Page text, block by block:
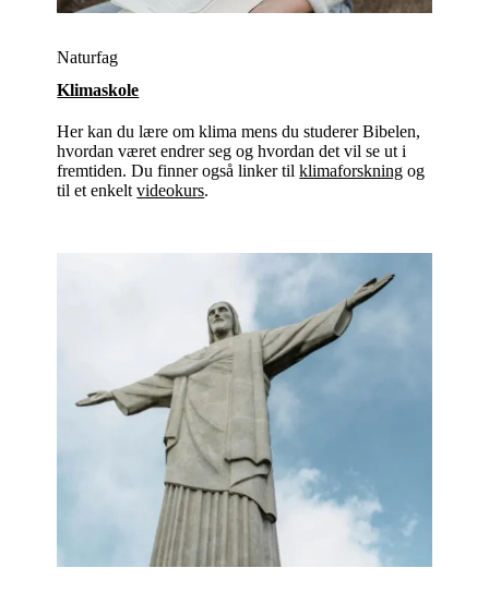
Naturfag
Klimaskole
Her kan du lære om klima mens du studerer Bibelen,
hvordan været endrer seg og hvordan det vil se ut i
fremtiden. Du finner også linker tilklimaforskning og
til et enkeltvideokurs.